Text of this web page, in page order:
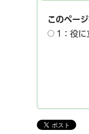
このペー
1：役に